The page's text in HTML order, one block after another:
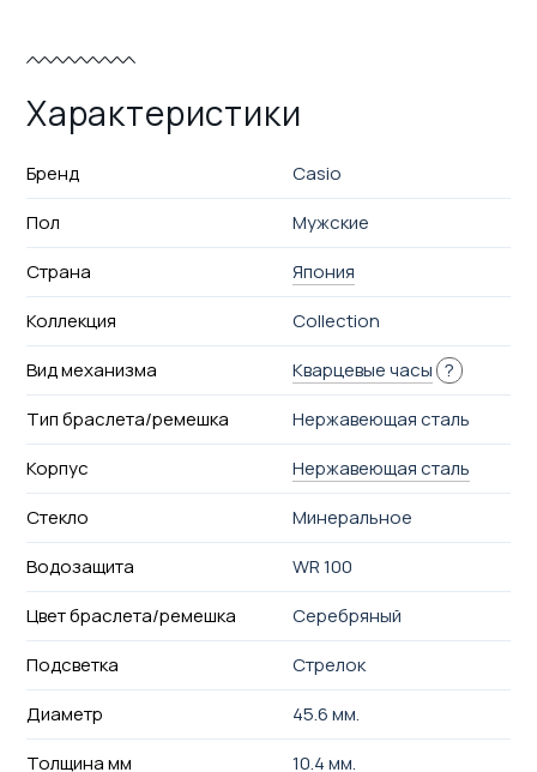
Характеристики
Бренд
Casio
Пол
Мужские
Страна
Япония
Коллекция
Collection
Вид механизма
Кварцевые часы ?
Тип браслета/ремешка
Нержавеющая сталь
Корпус
Нержавеющая сталь
Стекло
Минеральное
Водозащита
WR 100
Цвет браслета/ремешка
Серебряный
Подсветка
Стрелок
Диаметр
45.6 мм.
Толщина мм
10.4 мм.